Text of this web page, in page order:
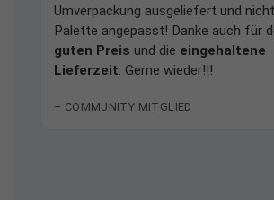
Umverpackung ausgeliefert und
Palette angepasst! Danke auch für
guten Preis und die eingehaltene
Lieferzeit. Gerne wieder!!!
– COMMUNITY MITGLIED